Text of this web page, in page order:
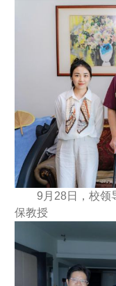
9月28日，校领
保教授